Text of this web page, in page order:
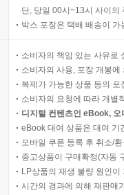
단, 당일 00시~13시 사이의
박스 포장은 택배 배송이
소비자의 책임 있는 사유로
소비자의 사용, 포장 개봉
복제가 가능한 상품 등의
소비자의 요청에 따라 개별
디지털 컨텐츠인 eBook,
eBook 대여 상품은 대여 기
모바일 쿠폰 등록 후 취소/
중고상품이 구매확정(자동
LP상품의 재생 불량 원인
시간의 경과에 의해 재판매